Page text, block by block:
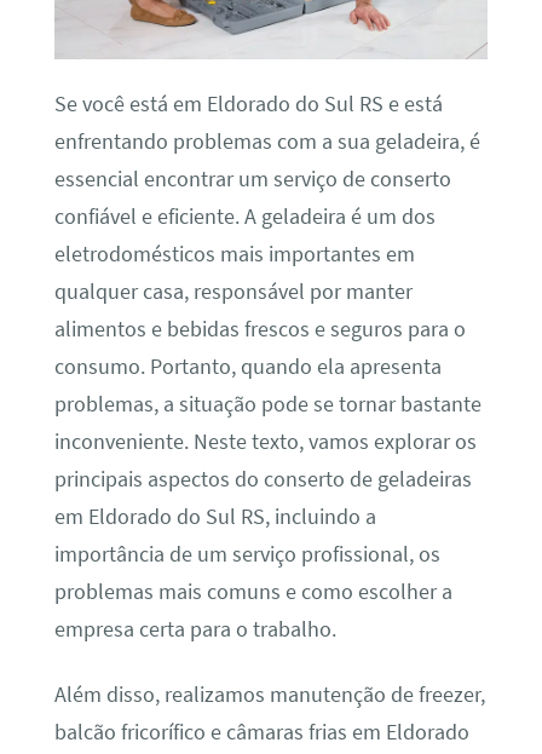
Se você está em Eldorado do Sul RS e está
enfrentando problemas com a sua geladeira, é
essencial encontrar um serviço de conserto
confiável e eficiente. A geladeira é um dos
eletrodomésticos mais importantes em
qualquer casa, responsável por manter
alimentos e bebidas frescos e seguros para o
consumo. Portanto, quando ela apresenta
problemas, a situação pode se tornar bastante
inconveniente. Neste texto, vamos explorar os
principais aspectos do conserto de geladeiras
em Eldorado do Sul RS, incluindo a
importância de um serviço profissional, os
problemas mais comuns e como escolher a
empresa certa para o trabalho.
Além disso, realizamos manutenção de freezer,
balcão fricorífico e câmaras frias em Eldorado